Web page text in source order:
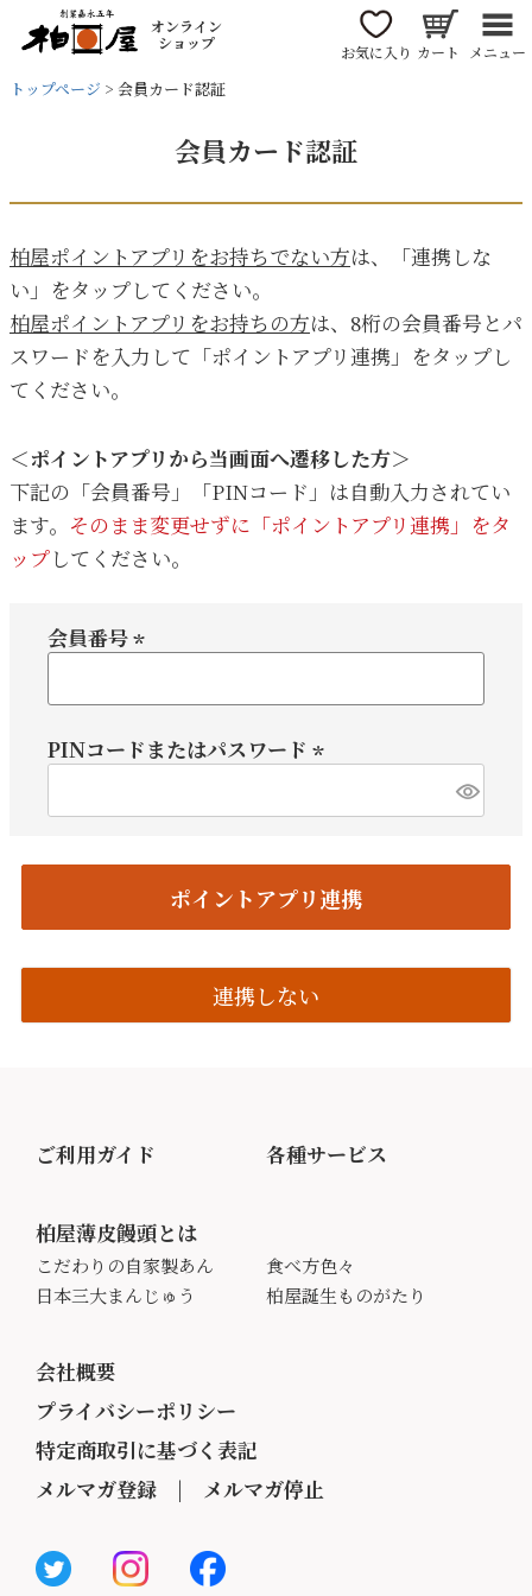
オンライン
ショップ
お気に入り カート メニュー
トップページ 会員カード認証
会員カード認証
柏屋ポイントアプリをお持ちでない方は、「連携しな
い」をタップしてください。
柏屋ポイントアプリをお持ちの方は、8桁の会員番号とパ
スワードを入力して「ポイントアプリ連携」をタップし
てください。
＜ポイントアプリから当画面へ遷移した方＞
下記の「会員番号」「PINコード」は自動入力されてい
ます。 そのまま変更せずに「ポイントアプリ連携」をタ
ップしてください。
会員番号
須)
PINコードまたはパスワード
須)
ポイントアプリ連携
連携しない
ご利用ガイド 各種サービス
柏屋薄皮饅頭とは
こだわりの自家製あん
日本三大まんじゅう
食べ方色々
柏屋誕生ものがたり
会社概要
プライバシーポリシー
特定商取引に基づく表記
メルマガ登録 | メルマガ停止